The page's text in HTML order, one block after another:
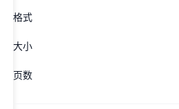
格式
大小
页数